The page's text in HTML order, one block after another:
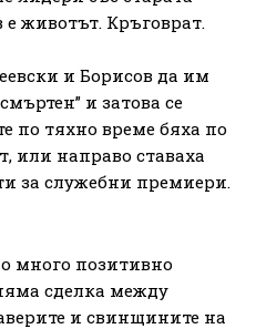
животът. Кръговрат.
и Борисов да им
и затова се
по тяхно време бяха по
или направо ставаха
за служебни премиери.
много позитивно
сделка между
и свинщините на